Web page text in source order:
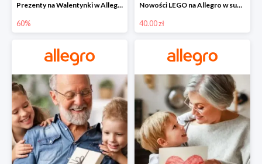
Prezenty na Walentynki w Allegro do -60%
60%
Nowości LEGO na Allegro w super cenach od 40 zł
40.00 zł